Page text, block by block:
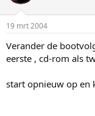
19 mrt 2004
Verander de
eerste , cd-rom als
start opnieuw op en